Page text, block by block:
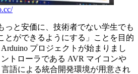
っと安価に、技術者でない学生でも
とができるようにする」ことを目的
プロジェクトが始まりまし
トローラである AVR マイコンや
語による統合開発環境が用意され